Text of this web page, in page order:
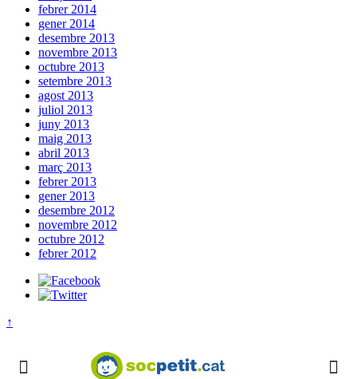
febrer 2014
gener 2014
desembre 2013
novembre 2013
octubre 2013
setembre 2013
agost 2013
juliol 2013
juny 2013
maig 2013
abril 2013
març 2013
febrer 2013
gener 2013
desembre 2012
novembre 2012
octubre 2012
febrer 2012
↑